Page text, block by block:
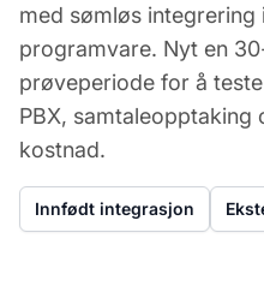
med sømløs integrering
programvare. Nyt en
prøveperiode for å
PBX, samtaleopptaking
kostnad.
Innfødt integrasjon